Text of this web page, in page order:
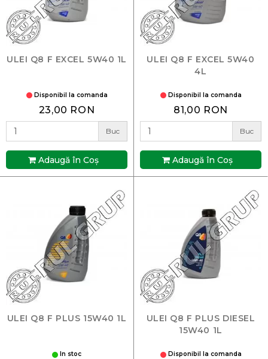
ULEI Q8 F EXCEL 5W40 1L
Disponibil la comanda
23,00 RON
Buc
Adaugă în Coş
ULEI Q8 F EXCEL 5W40
4L
Disponibil la comanda
81,00 RON
Buc
Adaugă în Coş
ULEI Q8 F PLUS 15W40 1L
In stoc
ULEI Q8 F PLUS DIESEL
15W40 1L
Disponibil la comanda